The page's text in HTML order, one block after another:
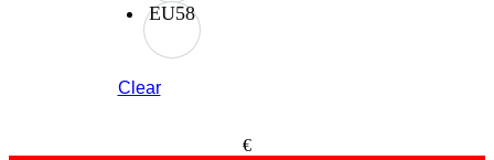
EU58
Clear
€